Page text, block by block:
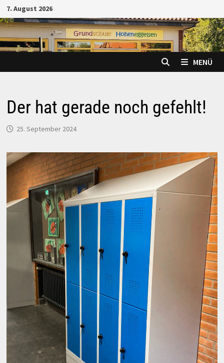
Zum
Inhalt
springen
7. August 2026
MENÜ
Der hat gerade noch gefehlt!
25. September 2024